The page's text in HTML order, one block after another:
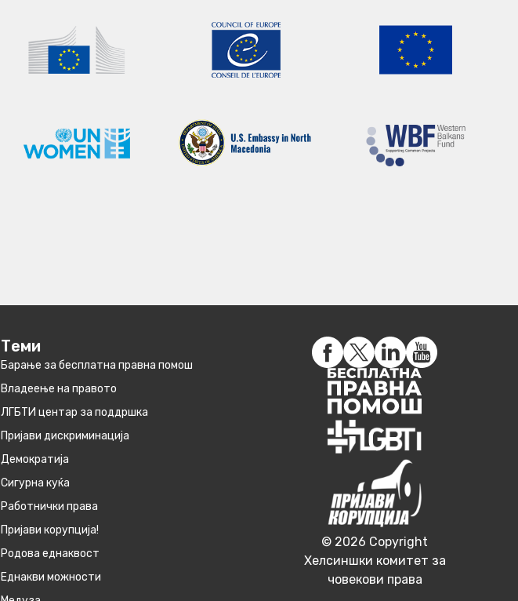
Теми
Барање за бесплатна правна помош
Владеење на правото
ЛГБТИ центар за поддршка
Пријави дискриминација
Демократија
Сигурна куќа
Работнички права
Пријави корупција!
Родова еднаквост
Eднакви можности
© 2026 Copyright
Хелсиншки комитет за
човекови права